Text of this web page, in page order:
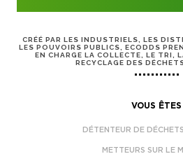
CRÉÉ PAR LES INDUSTRIELS, LES
LES POUVOIRS PUBLICS, ECODDS
EN CHARGE LA COLLECTE, LE TRI,
RECYCLAGE DES
VOUS ÊTES
DÉTENTEUR DE
METTEURS SUR LE